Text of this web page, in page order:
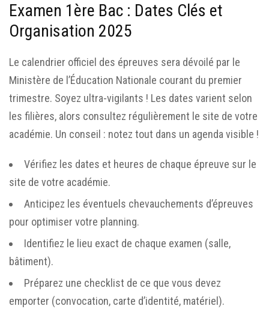
Examen 1ère Bac : Dates Clés et
Organisation 2025
Le calendrier officiel des épreuves sera dévoilé par le
Ministère de l’Éducation Nationale courant du premier
trimestre. Soyez ultra-vigilants ! Les dates varient selon
les filières, alors consultez régulièrement le site de votre
académie. Un conseil : notez tout dans un agenda visible !
Vérifiez les dates et heures de chaque épreuve sur le
site de votre académie.
Anticipez les éventuels chevauchements d’épreuves
pour optimiser votre planning.
Identifiez le lieu exact de chaque examen (salle,
bâtiment).
Préparez une checklist de ce que vous devez
emporter (convocation, carte d’identité, matériel).